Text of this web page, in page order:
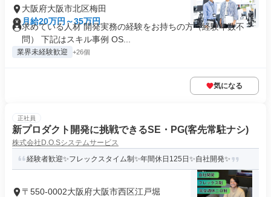
大阪府大阪市北区梅田
月給20万円～35万円
求めている人材 開発実務の経験をお持ちの方（経験年数不
問） 下記はスキル事例 OS...
業界未経験歓迎 +26個
気になる
正社員
新プロダクト開発に挑戦できるSE・PG(客先常駐ナシ)
株式会社D.O.Sシステムサービス
経験者歓迎✨フレックスタイム制✨年間休日125日✨自社開発✨
〒550-0002大阪府大阪市西区江戸堀